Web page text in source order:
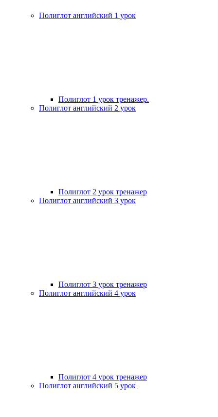
Полиглот английский 1 урок
Полиглот 1 урок тренажер.
Полиглот английский 2 урок
Полиглот 2 урок тренажер
Полиглот английский 3 урок
Полиглот 3 урок тренажер
Полиглот английский 4 урок
Полиглот 4 урок тренажер
Полиглот английский 5 урок